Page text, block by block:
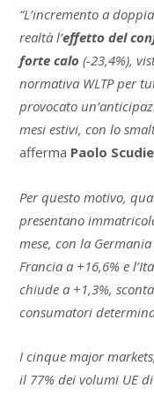
“L’incremento a
realtà l’effetto del
forte calo (-23,4%),
normativa WLTP per
provocato
mesi estivi, con lo
afferma Paolo
Per questo motivo,
presentano
mese, con la
Francia a +16,6% e
chiude a +1,3%,
consumatori
I cinque major
il 77% dei volumi UE